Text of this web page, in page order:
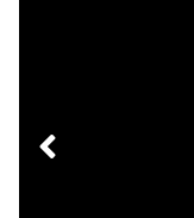
Πλοήγηση